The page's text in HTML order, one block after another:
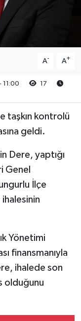
A- A+
11:00
17
taşkın kontrolü
geldi.
Dere, yaptığı
Genel
İlçe
ihalesinin
Yönetimi
finansmanıyla
ihalede son
olduğunu